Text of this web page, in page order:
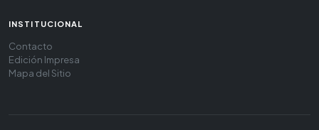
INSTITUCIONAL
Contacto
Edición Impresa
Mapa del Sitio